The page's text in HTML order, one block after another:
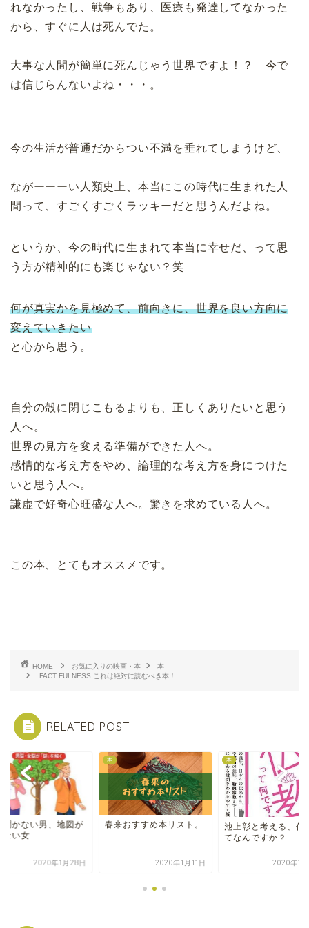
れなかったし、戦争もあり、医療も発達してなかった
から、すぐに人は死んでた。
大事な人間が簡単に死んじゃう世界ですよ！？ 今で
は信じらんないよね・・・。
今の生活が普通だからつい不満を垂れてしまうけど、
ながーーーい人類史上、本当にこの時代に生まれた人
間って、すごくすごくラッキーだと思うんだよね。
というか、今の時代に生まれて本当に幸せだ、って思
う方が精神的にも楽じゃない？笑
何が真実かを見極めて、前向きに、世界を良い方向に
変えていきたい
と心から思う。
自分の殻に閉じこもるよりも、正しくありたいと思う
人へ。
世界の見方を変える準備ができた人へ。
感情的な考え方をやめ、論理的な考え方を身につけた
いと思う人へ。
謙虚で好奇心旺盛な人へ。驚きを求めている人へ。
この本、とてもオススメです。
HOME お気に入りの映画・本
本
FACT FULNESS これは絶対に読むべき本！
RELATED POST
聞かない男、地図が
ない女
2020年1月28日
本
春来おすすめ本リスト。
2020年1月11日
本
池上彰と考える、仏
てなんですか？
2020年1